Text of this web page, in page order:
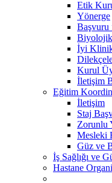
Etik
Yönerge
Başvuru
Biyolojik
İyi Klinik
Kurul
İletişim
Eğitim
İletişim
Staj
Zorunlu
Mesleki
Güz ve
İş Sağlığı ve
Hastane